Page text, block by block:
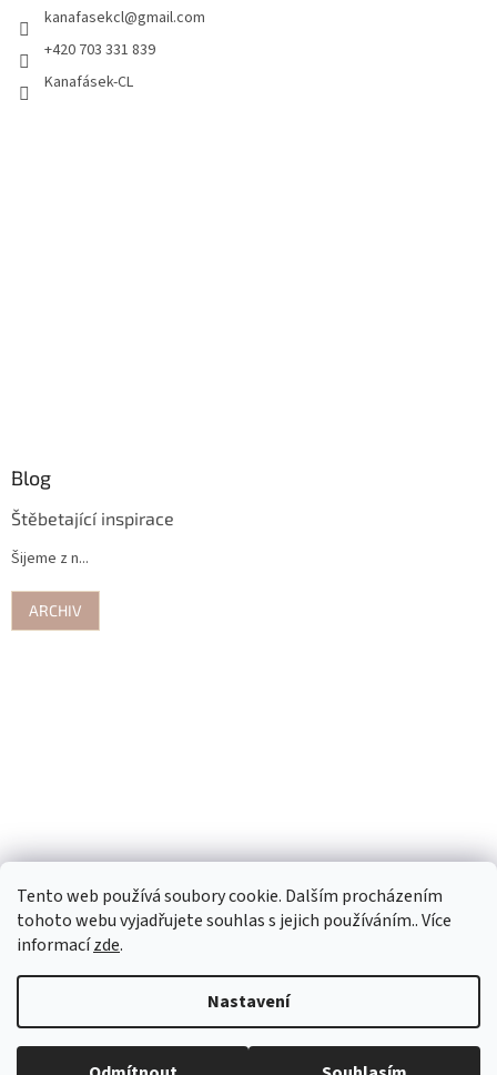
Tento web používá soubory cookie. Dalším procházením
tohoto webu vyjadřujete souhlas s jejich používáním.. Více
informacízde.
Nastavení
kanafasekcl@gmail.com
+420 703 331 839
Kanafásek-CL
Blog
Štěbetající inspirace
Šijeme z n...
ARCHIV
Vytvořil Shoptet